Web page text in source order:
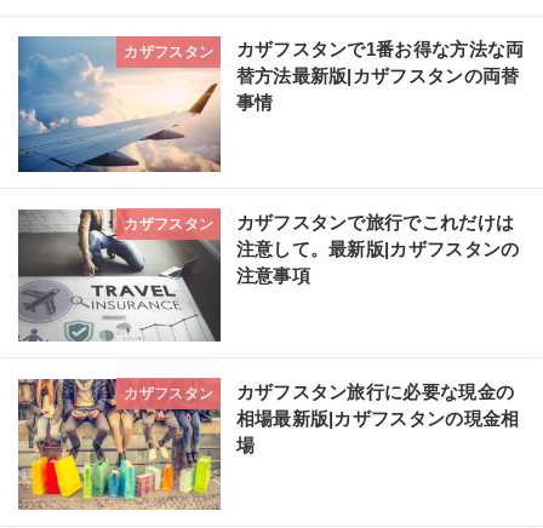
カザフスタン
カザフスタンで1番お得な方法な両
替方法最新版|カザフスタンの両替
事情
カザフスタン
カザフスタンで旅行でこれだけは
注意して。最新版|カザフスタンの
注意事項
カザフスタン
カザフスタン旅行に必要な現金の
相場最新版|カザフスタンの現金相
場